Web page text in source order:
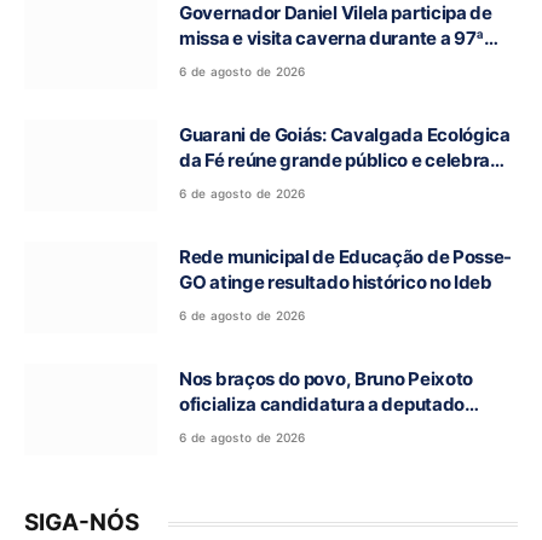
Governador Daniel Vilela participa de
missa e visita caverna durante a 97ª
Romaria do Bom Jesus da Lapa de Terra
6 de agosto de 2026
Guarani de Goiás: Cavalgada Ecológica
da Fé reúne grande público e celebra
tradição religiosa
6 de agosto de 2026
Rede municipal de Educação de Posse-
GO atinge resultado histórico no Ideb
6 de agosto de 2026
Nos braços do povo, Bruno Peixoto
oficializa candidatura a deputado
federal em convenção do União Brasil
6 de agosto de 2026
SIGA-NÓS